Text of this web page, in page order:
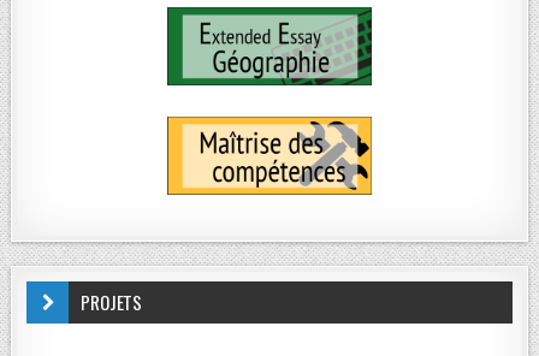
PROJETS